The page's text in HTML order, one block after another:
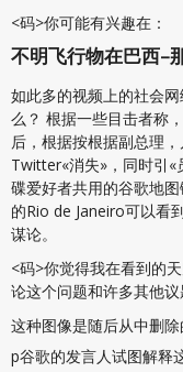
<码>你可能有兴趣在：
不明飞行物在巴西–
如此多的视频上的社会
么？ 根据一些目击者称
后，根据按根据副总理
Twitter«消失»，同时引«
碟爱好者共用的谷歌地
的Rio de Janeiro可以看
谋论。
<码>你觉得我在看到的
论这个问题和许多其他
这种图像是随后从中删
p谷歌的发言人试图解释